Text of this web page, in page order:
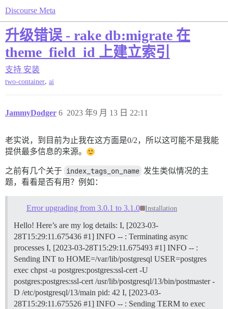
Discourse Meta
升级错误 - rake db:migrate 在
theme_field_id 上建立索引
支持 安装
two-container, ai
JammyDodger 2023 年9 月 13 日 22:11
6
老实说，到目前为止我在这方面是0/2，所以这可能不是我能
提供最多信息的来源。
之前有几个关于 index_tags_on_name 发生类似情况的主
题，看看是否有用？例如：
Error upgrading from 3.0.1 to 3.1.0 Installation
Hello! Here’s are my log details: I, [2023-03-
28T15:29:11.675436 #1] INFO -- : Terminating async
processes I, [2023-03-28T15:29:11.675493 #1] INFO -- :
Sending INT to HOME=/var/lib/postgresql USER=postgres
exec chpst -u postgres:postgres:ssl-cert -U
postgres:postgres:ssl-cert /usr/lib/postgresql/13/bin/postmaster -
D /etc/postgresql/13/main pid: 42 I, [2023-03-
28T15:29:11.675526 #1] INFO -- : Sending TERM to exec